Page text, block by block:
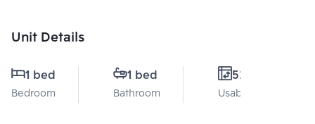
Unit Details
1 bed
Bedroom
1 bed
Bathroom
52 Sq.m.
Usable area